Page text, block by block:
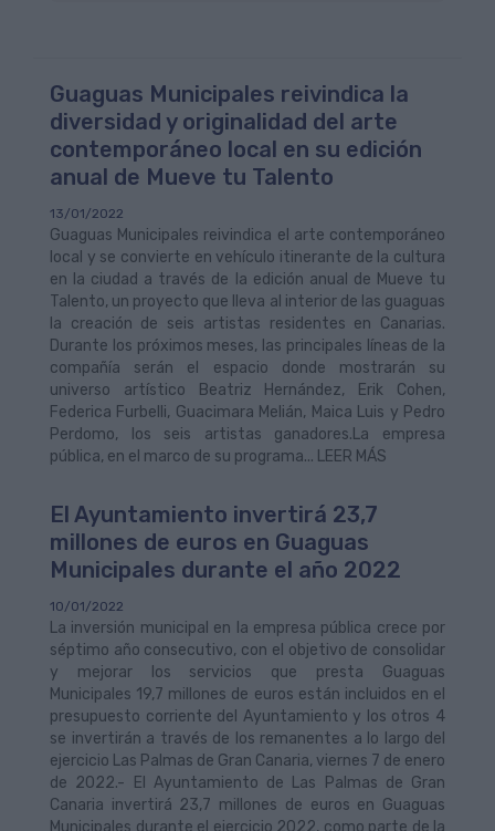
Guaguas Municipales reivindica la
diversidad y originalidad del arte
contemporáneo local en su edición
anual de Mueve tu Talento
13/01/2022
Guaguas Municipales reivindica el arte contemporáneo
local y se convierte en vehículo itinerante de la cultura
en la ciudad a través de la edición anual de Mueve tu
Talento, un proyecto que lleva al interior de las guaguas
la creación de seis artistas residentes en Canarias.
Durante los próximos meses, las principales líneas de la
compañía serán el espacio donde mostrarán su
universo artístico Beatriz Hernández, Erik Cohen,
Federica Furbelli, Guacimara Melián, Maica Luis y Pedro
Perdomo, los seis artistas ganadores.La empresa
pública, en el marco de su programa... LEER MÁS
El Ayuntamiento invertirá 23,7
millones de euros en Guaguas
Municipales durante el año 2022
10/01/2022
La inversión municipal en la empresa pública crece por
séptimo año consecutivo, con el objetivo de consolidar
y mejorar los servicios que presta Guaguas
Municipales 19,7 millones de euros están incluidos en el
presupuesto corriente del Ayuntamiento y los otros 4
se invertirán a través de los remanentes a lo largo del
ejercicio Las Palmas de Gran Canaria, viernes 7 de enero
de 2022.- El Ayuntamiento de Las Palmas de Gran
Canaria invertirá 23,7 millones de euros en Guaguas
Municipales durante el ejercicio 2022, como parte de la